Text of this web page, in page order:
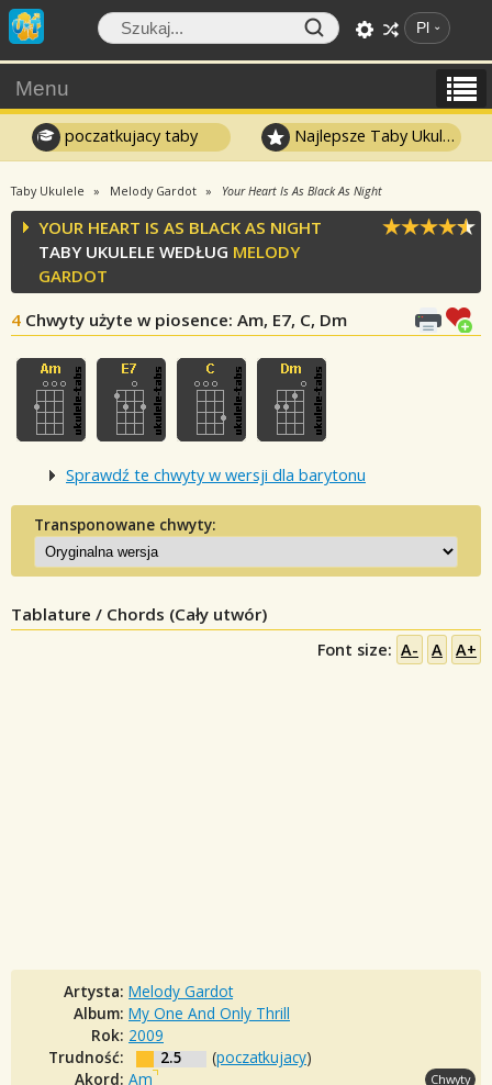
Pl
Menu
poczatkujacy taby Najlepsze Taby Ukulele
Taby Ukulele Melody Gardot Your Heart Is As Black As Night
YOUR HEART IS AS BLACK AS NIGHT
TABY UKULELE WEDŁUG MELODY
GARDOT
4 Chwyty użyte w piosence: Am, E7, C, Dm
Sprawdź te chwyty w wersji dla barytonu
Transponowane chwyty:
Tablature / Chords (Cały utwór)
Font size: A- A A+
Artysta: Melody Gardot
Album: My One And Only Thrill
Rok: 2009
Trudność:
2.5 (poczatkujacy)
Akord: Am Chwyty